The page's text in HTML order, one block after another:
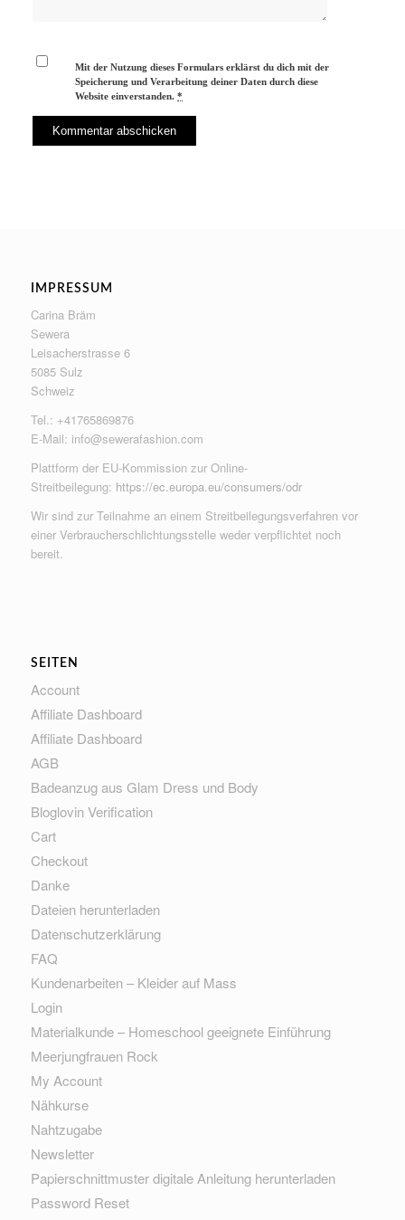
Mit der Nutzung dieses Formulars erklärst du dich mit der
Speicherung und Verarbeitung deiner Daten durch diese
Website einverstanden.*
IMPRESSUM
Carina Bräm
Sewera
Leisacherstrasse 6
5085 Sulz
Schweiz
Tel.: +41765869876
E-Mail: info@sewerafashion.com
Plattform der EU-Kommission zur Online-
Streitbeilegung: https://ec.europa.eu/consumers/odr
Wir sind zur Teilnahme an einem Streitbeilegungsverfahren vor
einer Verbraucherschlichtungsstelle weder verpflichtet noch
bereit.
SEITEN
Account
Affiliate Dashboard
Affiliate Dashboard
AGB
Badeanzug aus Glam Dress und Body
Bloglovin Verification
Cart
Checkout
Danke
Dateien herunterladen
Datenschutzerklärung
FAQ
Kundenarbeiten – Kleider auf Mass
Login
Materialkunde – Homeschool geeignete Einführung
Meerjungfrauen Rock
My Account
Nähkurse
Nahtzugabe
Newsletter
Papierschnittmuster digitale Anleitung herunterladen
Password Reset